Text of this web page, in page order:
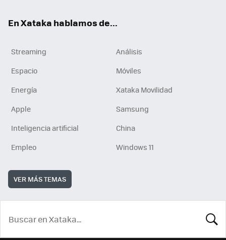
En Xataka hablamos de...
Streaming
Análisis
Espacio
Móviles
Energía
Xataka Movilidad
Apple
Samsung
Inteligencia artificial
China
Empleo
Windows 11
VER MÁS TEMAS